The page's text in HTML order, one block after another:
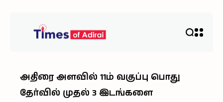
அதிரை அளவில் 11ம் வகுப்பு பொது
தேர்வில் முதல் 3 இடங்களை